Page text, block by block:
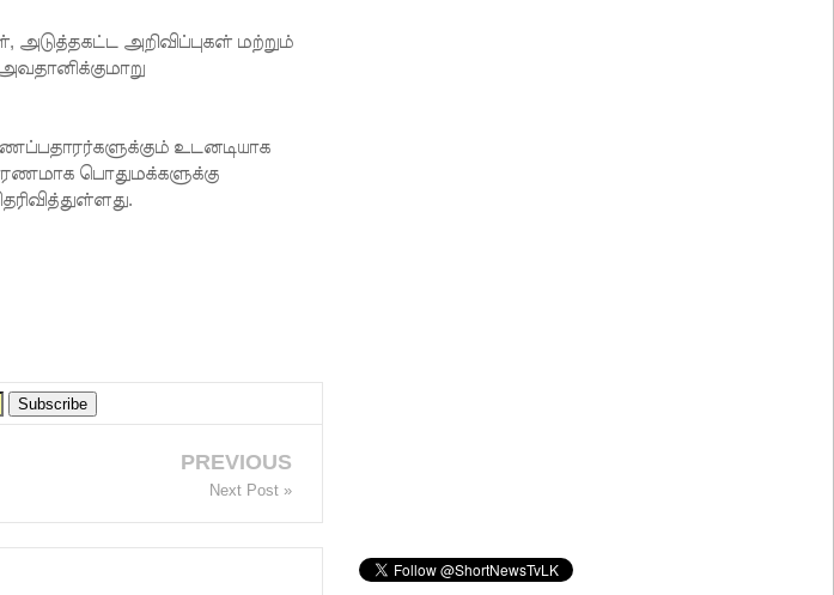
அறிவிப்புகள் மற்றும்
உடனடியாக
பொதுமக்களுக்கு
PREVIOUS
Next Post »